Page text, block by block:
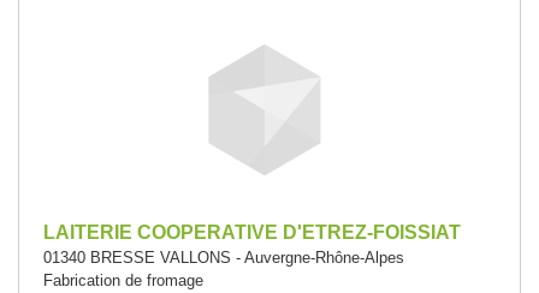
LAITERIE COOPERATIVE D'ETREZ-FOISSIAT
01340 BRESSE VALLONS - Auvergne-Rhône-Alpes
Fabrication de fromage